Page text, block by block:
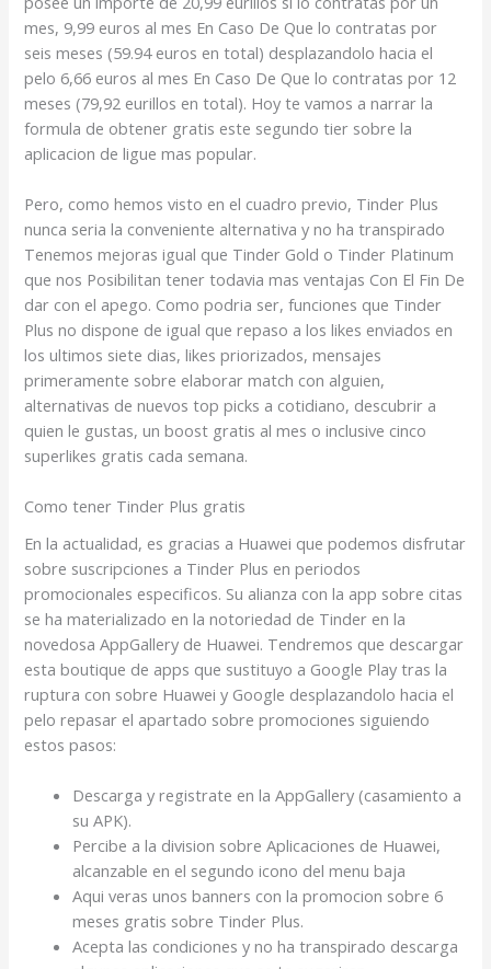
mes, 9,99 euros al mes En Caso De Que lo contratas por
seis meses (59.94 euros en total) desplazandolo hacia el
pelo 6,66 euros al mes En Caso De Que lo contratas por 12
meses (79,92 eurillos en total). Hoy te vamos a narrar la
formula de obtener gratis este segundo tier sobre la
aplicacion de ligue mas popular.
Pero, como hemos visto en el cuadro previo, Tinder Plus
nunca seri­a la conveniente alternativa y no ha transpirado
Tenemos mejoras igual que Tinder Gold o Tinder Platinum
que nos Posibilitan tener todavia mas ventajas Con El Fin De
dar con el apego. Como podri­a ser, funciones que Tinder
Plus no dispone de igual que repaso a los likes enviados en
los ultimos siete dias, likes priorizados, mensajes
primeramente sobre elaborar match con alguien,
alternativas de nuevos top picks a cotidiano, descubrir a
quien le gustas, un boost gratis al mes o inclusive cinco
superlikes gratis cada semana.
Como tener Tinder Plus gratis
En la actualidad, es gracias a Huawei que podemos disfrutar
sobre suscripciones a Tinder Plus en periodos
promocionales especificos. Su alianza con la app sobre citas
se ha materializado en la notoriedad de Tinder en la
novedosa AppGallery de Huawei. Tendremos que descargar
esta boutique de apps que sustituyo a Google Play tras la
ruptura con sobre Huawei y Google desplazandolo hacia el
pelo repasar el apartado sobre promociones siguiendo
estos pasos:
Descarga y registrate en la AppGallery (casamiento a
su APK).
Percibe a la division sobre Aplicaciones de Huawei,
alcanzable en el segundo icono del menu baja
Aqui veras unos banners con la promocion sobre 6
meses gratis sobre Tinder Plus.
Acepta las condiciones y no ha transpirado descarga